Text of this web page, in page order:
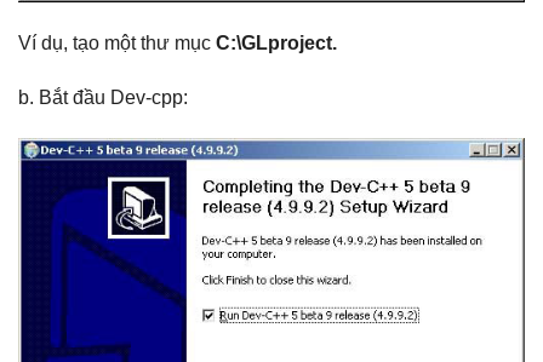
Ví dụ, tạo một thư mục C:\GLproject.
b. Bắt đầu Dev-cpp: